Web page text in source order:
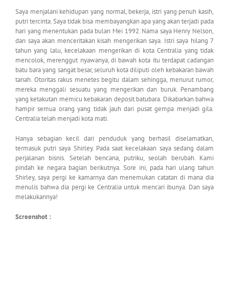
Saya menjalani kehidupan yang normal, bekerja, istri yang penuh kasih,
putri tercinta. Saya tidak bisa membayangkan apa yang akan terjadi pada
hari yang menentukan pada bulan Mei 1992. Nama saya Henry Nelson,
dan saya akan menceritakan kisah mengerikan saya. Istri saya hilang 7
tahun yang lalu, kecelakaan mengerikan di kota Centralia yang tidak
mencolok, merenggut nyawanya, di bawah kota itu terdapat cadangan
batu bara yang sangat besar, seluruh kota diliputi oleh kebakaran bawah
tanah. Otoritas rakus menetes begitu dalam sehingga, menurut rumor,
mereka menggali sesuatu yang mengerikan dan buruk. Penambang
yang ketakutan memicu kebakaran deposit batubara. Dikabarkan bahwa
hampir semua orang yang tidak jauh dari pusat gempa menjadi gila.
Centralia telah menjadi kota mati.
Hanya sebagian kecil dari penduduk yang berhasil diselamatkan,
termasuk putri saya Shirley. Pada saat kecelakaan saya sedang dalam
perjalanan bisnis. Setelah bencana, putriku, seolah berubah. Kami
pindah ke negara bagian berikutnya. Sore ini, pada hari ulang tahun
Shirley, saya pergi ke kamarnya dan menemukan catatan di mana dia
menulis bahwa dia pergi ke Centralia untuk mencari ibunya. Dan saya
melakukannya!
Screenshot :